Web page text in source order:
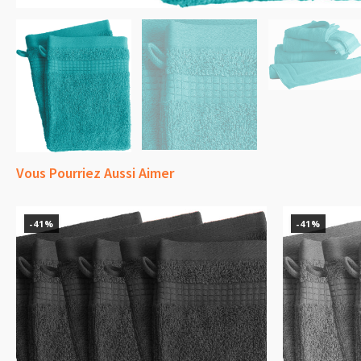
Vous Pourriez Aussi Aimer
-41% -41%